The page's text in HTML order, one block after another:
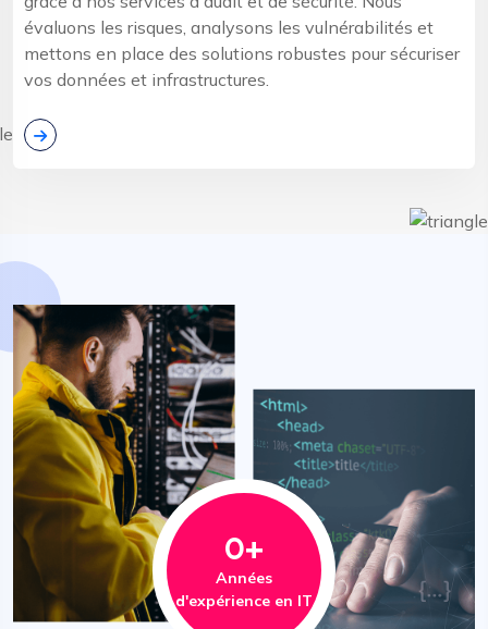
évaluons les risques, analysons les vulnérabilités et
mettons en place des solutions robustes pour sécuriser
vos données et infrastructures.
0+
Années
d'expérience en IT